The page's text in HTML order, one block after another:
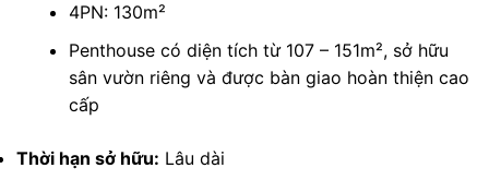
4PN: 130m²
Penthouse có diện tích từ 107 – 151m², sở hữu
sân vườn riêng và được bàn giao hoàn thiện cao
cấp
Thời hạn sở hữu: Lâu dài